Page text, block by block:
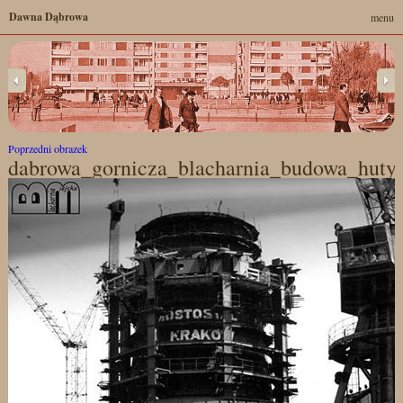
Poprzedni obrazek
Dawna Dąbrowa menu